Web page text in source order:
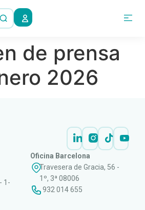
de prensa
2026
1-
Oficina Barcelona
Travesera de Gracia, 56 -
1º, 3ª 08006
932 014 655